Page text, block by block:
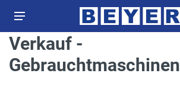
Verkauf -
Gebrauchtmaschinen